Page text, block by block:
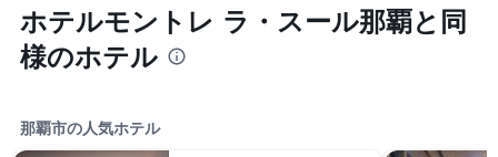
ホテルモントレ ラ・スール那覇と同
様のホテル
那覇市の人気ホテル